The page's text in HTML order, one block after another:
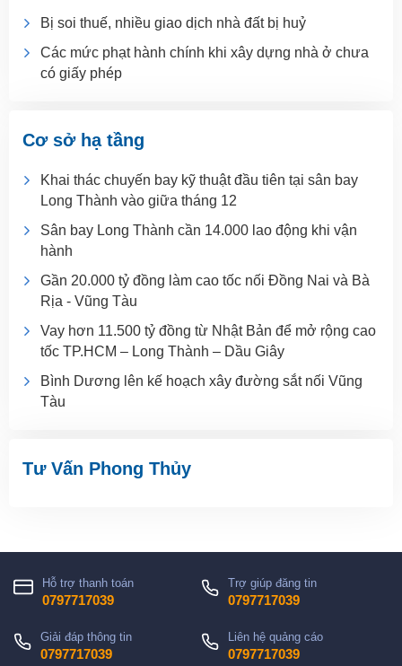
Bị soi thuế, nhiều giao dịch nhà đất bị huỷ
Các mức phạt hành chính khi xây dựng nhà ở chưa
có giấy phép
Cơ sở hạ tầng
Khai thác chuyến bay kỹ thuật đầu tiên tại sân bay
Long Thành vào giữa tháng 12
Sân bay Long Thành cần 14.000 lao động khi vận
hành
Gần 20.000 tỷ đồng làm cao tốc nối Đồng Nai và Bà
Rịa - Vũng Tàu
Vay hơn 11.500 tỷ đồng từ Nhật Bản để mở rộng cao
tốc TP.HCM – Long Thành – Dầu Giây
Bình Dương lên kế hoạch xây đường sắt nối Vũng
Tàu
Tư Vấn Phong Thủy
Hỗ trợ thanh toán
0797717039
Trợ giúp đăng tin
0797717039
Giải đáp thông tin
0797717039
Liên hệ quảng cáo
0797717039